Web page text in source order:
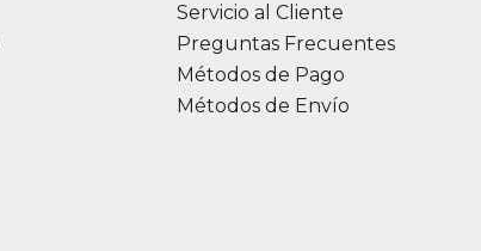
Servicio al Cliente
Preguntas Frecuentes
Métodos de Pago
Métodos de Envío